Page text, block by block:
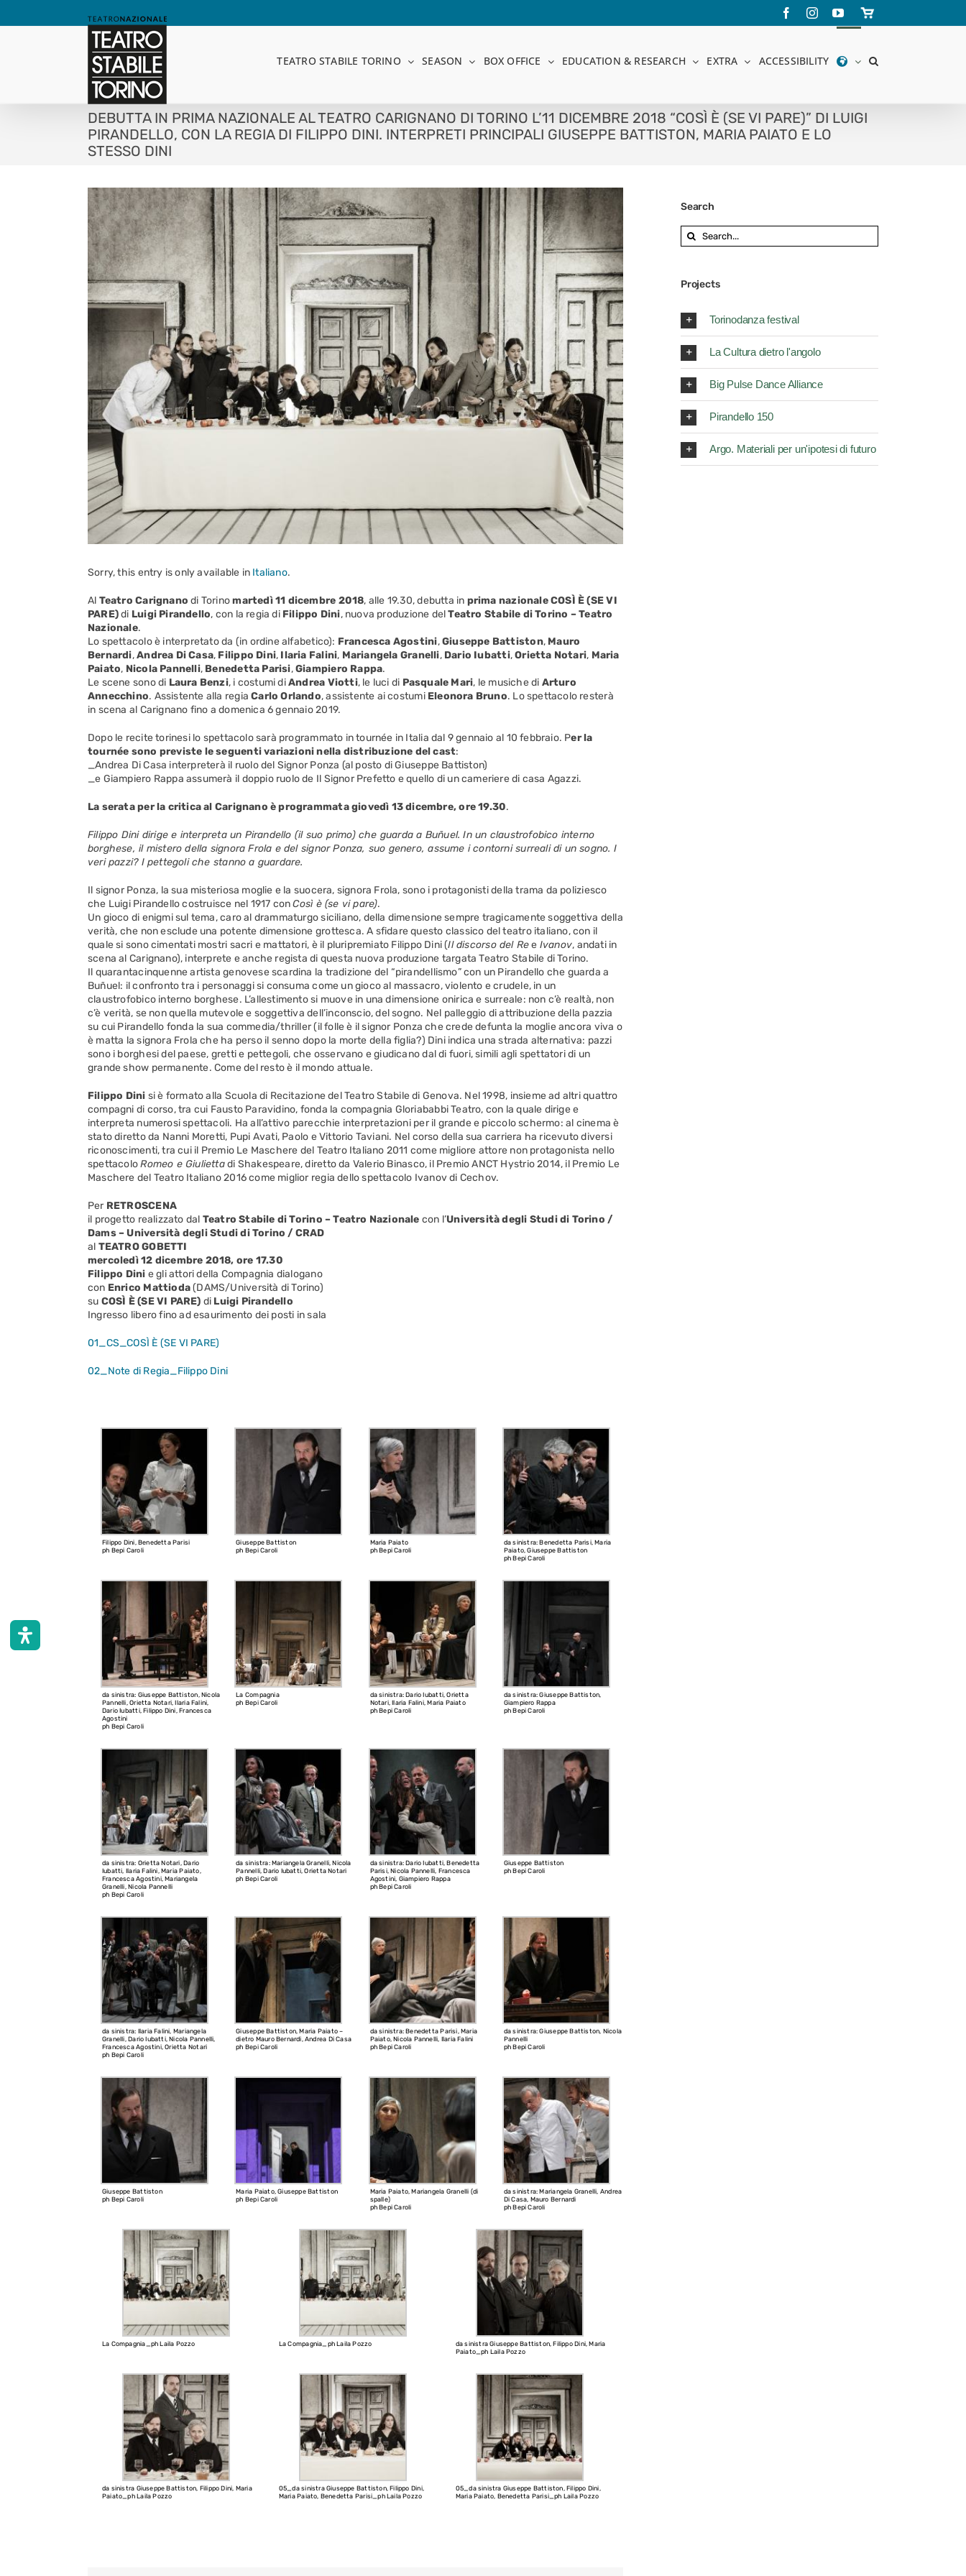
FacebookInstagramYouTube
Store
online
TEATRO STABILE TORINO SEASON BOX OFFICE EDUCATION & RESEARCH EXTRA ACCESSIBILITY
DEBUTTA IN PRIMA NAZIONALE AL TEATRO CARIGNANO DI TORINO L’11 DICEMBRE 2018 “COSÌ È (SE VI PARE)” DI LUIGI
PIRANDELLO, CON LA REGIA DI FILIPPO DINI. INTERPRETI PRINCIPALI GIUSEPPE BATTISTON, MARIA PAIATO E LO
STESSO DINI
Sorry, this entry is only available in Italiano.
Al Teatro Carignano di Torinomartedì 11 dicembre 2018, alle 19.30, debutta in prima nazionale COSÌ È (SE VI
PARE)di Luigi Pirandello, con la regia di Filippo Dini, nuova produzione delTeatro Stabile di Torino – Teatro
Nazionale.
Lo spettacolo è interpretato da (in ordine alfabetico): Francesca Agostini,Giuseppe Battiston, Mauro
Bernardi,Andrea Di Casa, Filippo Dini, Ilaria Falini, Mariangela Granelli, Dario Iubatti,Orietta Notari, Maria
Paiato, Nicola Pannelli, Benedetta Parisi,Giampiero Rappa.
Le scene sono di Laura Benzi, i costumi diAndrea Viotti, le luci di Pasquale Mari, le musiche di Arturo
Annecchino. Assistente alla regiaCarlo Orlando, assistente ai costumi Eleonora Bruno. Lo spettacolo resterà
in scena al Carignano fino a domenica 6 gennaio 2019.
Dopo le recite torinesi lo spettacolo sarà programmato in tournée in Italia dal 9 gennaio al 10 febbraio. Per la
tournée sono previste le seguenti variazioni nella distribuzione del cast:
_Andrea Di Casa interpreterà il ruolo del Signor Ponza (al posto di Giuseppe Battiston)
_e Giampiero Rappa assumerà il doppio ruolo de Il Signor Prefetto e quello di un cameriere di casa Agazzi.
La serata per la critica al Carignano è programmata giovedì 13 dicembre, ore 19.30.
Filippo Dini dirige e interpreta un Pirandello (il suo primo) che guarda a Buñuel. In un claustrofobico interno
borghese, il mistero della signora Frola e del signor Ponza, suo genero, assume i contorni surreali di un sogno. I
veri pazzi? I pettegoli che stanno a guardare.
Il signor Ponza, la sua misteriosa moglie e la suocera, signora Frola, sono i protagonisti della trama da poliziesco
che Luigi Pirandello costruisce nel 1917 conCosì è (se vi pare).
Un gioco di enigmi sul tema, caro al drammaturgo siciliano, della dimensione sempre tragicamente soggettiva della
verità, che non esclude una potente dimensione grottesca. A sfidare questo classico del teatro italiano, con il
quale si sono cimentati mostri sacri e mattatori, è il pluripremiato Filippo Dini (Il discorso del Ree Ivanov, andati in
scena al Carignano), interprete e anche regista di questa nuova produzione targata Teatro Stabile di Torino.
Il quarantacinquenne artista genovese scardina la tradizione del “pirandellismo” con un Pirandello che guarda a
Buñuel: il confronto tra i personaggi si consuma come un gioco al massacro, violento e crudele, in un
claustrofobico interno borghese. L’allestimento si muove in una dimensione onirica e surreale: non c’è realtà, non
c’è verità, se non quella mutevole e soggettiva dell’inconscio, del sogno. Nel palleggio di attribuzione della pazzia
su cui Pirandello fonda la sua commedia/thriller (il folle è il signor Ponza che crede defunta la moglie ancora viva o
è matta la signora Frola che ha perso il senno dopo la morte della figlia?) Dini indica una strada alternativa: pazzi
sono i borghesi del paese, gretti e pettegoli, che osservano e giudicano dal di fuori, simili agli spettatori di un
grande show permanente. Come del resto è il mondo attuale.
Filippo Dini si è formato alla Scuola di Recitazione del Teatro Stabile di Genova. Nel 1998, insieme ad altri quattro
compagni di corso, tra cui Fausto Paravidino, fonda la compagnia Gloriababbi Teatro, con la quale dirige e
interpreta numerosi spettacoli. Ha all’attivo parecchie interpretazioni per il grande e piccolo schermo: al cinema è
stato diretto da Nanni Moretti, Pupi Avati, Paolo e Vittorio Taviani. Nel corso della sua carriera ha ricevuto diversi
riconoscimenti, tra cui il Premio Le Maschere del Teatro Italiano 2011 come migliore attore non protagonista nello
spettacoloRomeo e Giuliettadi Shakespeare, diretto da Valerio Binasco, il Premio ANCT Hystrio 2014, il Premio Le
Maschere del Teatro Italiano 2016 come miglior regia dello spettacolo Ivanov di Cechov.
Per RETROSCENA
il progetto realizzato dal Teatro Stabile di Torino – Teatro Nazionale con l’Università degli Studi di Torino /
Dams – Università degli Studi di Torino / CRAD
al TEATRO GOBETTI
mercoledì 12 dicembre 2018, ore 17.30
Filippo Dini e gli attori della Compagnia dialogano
con Enrico Mattioda(DAMS/Università di Torino)
su COSÌ È (SE VI PARE) di Luigi Pirandello
Ingresso libero fino ad esaurimento dei posti in sala
01_CS_COSÌ È (SE VI PARE)
02_Note di Regia_Filippo Dini
Filippo Dini, Benedetta Parisi
ph Bepi Caroli
Giuseppe Battiston
ph Bepi Caroli
Maria Paiato
ph Bepi Caroli
da sinistra: Benedetta Parisi, Maria
Paiato, Giuseppe Battiston
ph Bepi Caroli
da sinistra: Giuseppe Battiston, Nicola
Pannelli, Orietta Notari, Ilaria Falini,
Dario Iubatti, Filippo Dini, Francesca
Agostini
ph Bepi Caroli
La Compagnia
ph Bepi Caroli
da sinistra: Dario Iubatti, Orietta
Notari, Ilaria Falini, Maria Paiato
ph Bepi Caroli
da sinistra: Giuseppe Battiston,
Giampiero Rappa
ph Bepi Caroli
da sinistra: Orietta Notari, Dario
Iubatti, Ilaria Falini, Maria Paiato,
Francesca Agostini, Mariangela
Granelli, Nicola Pannelli
ph Bepi Caroli
da sinistra: Mariangela Granelli, Nicola
Pannelli, Dario Iubatti, Orietta Notari
ph Bepi Caroli
da sinistra: Dario Iubatti, Benedetta
Parisi, Nicola Pannelli, Francesca
Agostini, Giampiero Rappa
ph Bepi Caroli
Giuseppe Battiston
ph Bepi Caroli
da sinistra: Ilaria Falini, Mariangela
Granelli, Dario Iubatti, Nicola Pannelli,
Francesca Agostini, Orietta Notari
ph Bepi Caroli
Giuseppe Battiston, Maria Paiato –
dietro Mauro Bernardi, Andrea Di Casa
ph Bepi Caroli
da sinistra: Benedetta Parisi, Maria
Paiato, Nicola Pannelli, Ilaria Falini
ph Bepi Caroli
da sinistra: Giuseppe Battiston, Nicola
Pannelli
ph Bepi Caroli
Giuseppe Battiston
ph Bepi Caroli
Maria Paiato, Giuseppe Battiston
ph Bepi Caroli
Maria Paiato, Mariangela Granelli (di
spalle)
ph Bepi Caroli
da sinistra: Mariangela Granelli, Andrea
Di Casa, Mauro Bernardi
ph Bepi Caroli
La Compagnia_ph Laila Pozzo La Compagnia_ph Laila Pozzo
da sinistra Giuseppe Battiston, Filippo Dini, Maria
Paiato_ph Laila Pozzo
da sinistra Giuseppe Battiston, Filippo Dini, Maria
Paiato_ph Laila Pozzo
05_da sinistra Giuseppe Battiston, Filippo Dini,
Maria Paiato, Benedetta Parisi_ph Laila Pozzo
05_da sinistra Giuseppe Battiston, Filippo Dini,
Maria Paiato, Benedetta Parisi_ph Laila Pozzo
Search
Search
for:
Projects
Torinodanza festival
La Cultura dietro l'angolo
Big Pulse Dance Alliance
Pirandello 150
Argo. Materiali per un'ipotesi di futuro